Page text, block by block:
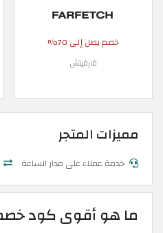
خصم يصل إلى 70%
فارفيتش
مميزات المتجر
خدمة عملاء على مدار الساعة
ما هو أقوى كود خصم